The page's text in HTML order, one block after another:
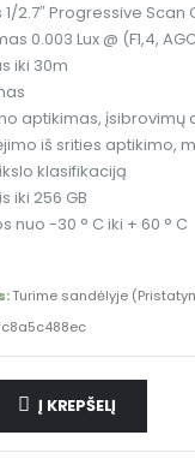
2.7″ Progressive Scan
0.003 Lux @ (F1,4,
iki 30m
aptikimas, įsibrovimų
iš srities aptikimo,
klasifikaciją
iki 256 GB
nuo -30 ° C iki + 60 ° C
Turime sandėlyje
Į KREPŠELĮ